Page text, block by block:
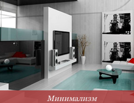
Минимализм